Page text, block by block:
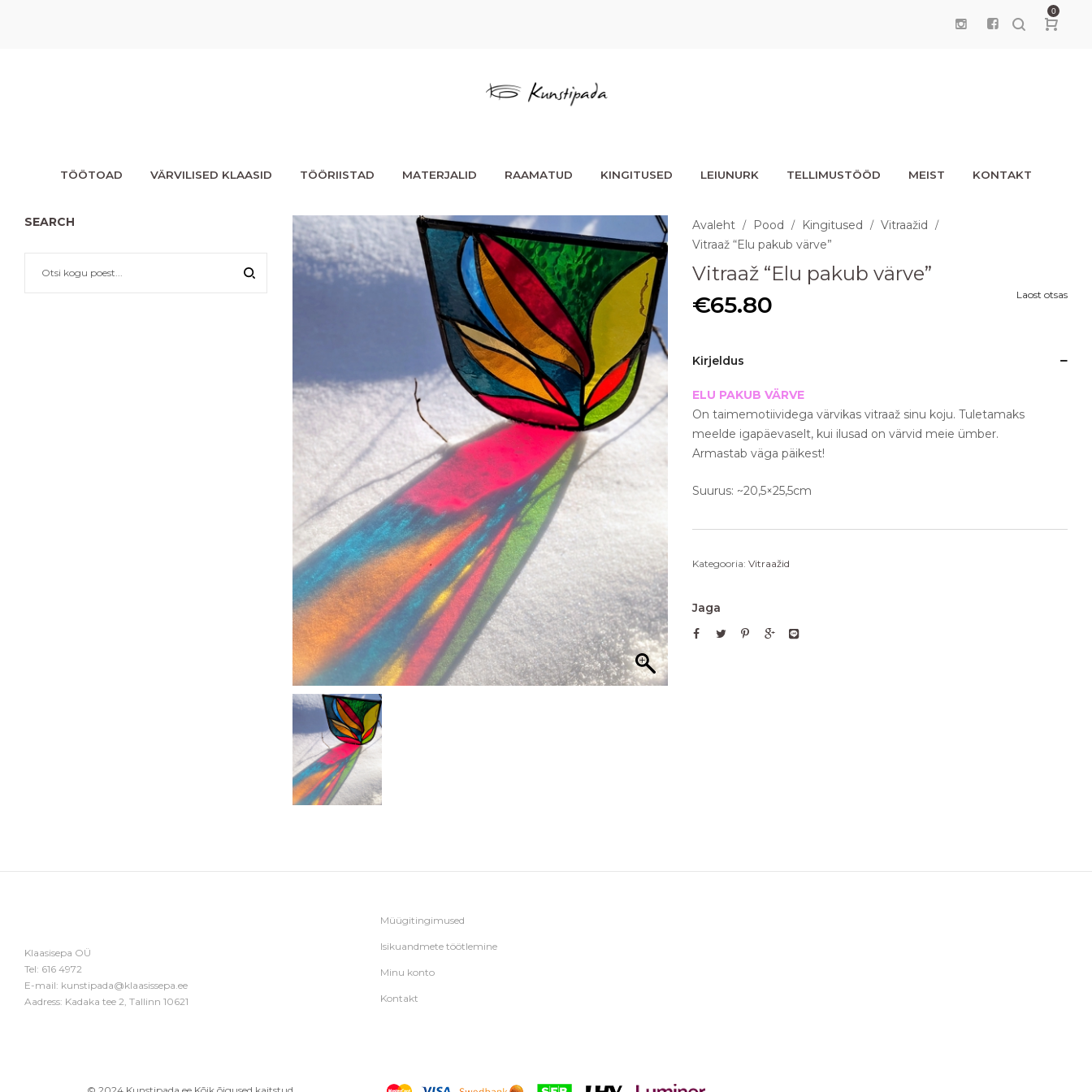
0
TÖÖTOAD VÄRVILISED KLAASID TÖÖRIISTAD MATERJALID RAAMATUD KINGITUSED LEIUNURK TELLIMUSTÖÖD MEIST KONTAKT
Avaleht / Pood / Kingitused / Vitraažid /
Vitraaž “Elu pakub värve”
Vitraaž “Elu pakub värve”
Laost otsas
€65.80
Kirjeldus
ELU PAKUB VÄRVE
On taimemotiividega värvikas vitraaž sinu koju. Tuletamaks
meelde igapäevaselt, kui ilusad on värvid meie ümber.
Armastab väga päikest!
Suurus: ~20,5×25,5cm
Kategooria: Vitraažid
Jaga
SEARCH
Klaasisepa OÜ
Tel: 616 4972
E-mail: kunstipada@klaasissepa.ee
Aadress: Kadaka tee 2, Tallinn 10621
Müügitingimused
Isikuandmete töötlemine
Minu konto
Kontakt